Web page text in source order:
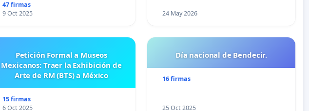
47 firmas
9 Oct 2025
24 May 2026
Petición Formal a Museos
Mexicanos: Traer la Exhibición de
Arte de RM (BTS) a México
15 firmas
6 Oct 2025
Día nacional de Bendecir.
16 firmas
25 Oct 2025